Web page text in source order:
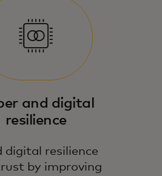
and digital
resilience
digital resilience
by improving